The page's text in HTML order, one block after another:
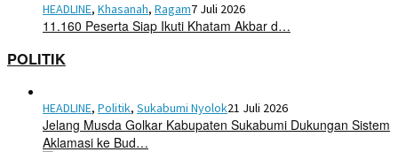
HEADLINE, Khasanah, Ragam7 Juli 2026
11.160 Peserta Siap Ikuti Khatam Akbar d…
POLITIK
HEADLINE, Politik, Sukabumi Nyolok21 Juli 2026
Jelang Musda Golkar Kabupaten Sukabumi Dukungan Sistem
Aklamasi ke Bud…